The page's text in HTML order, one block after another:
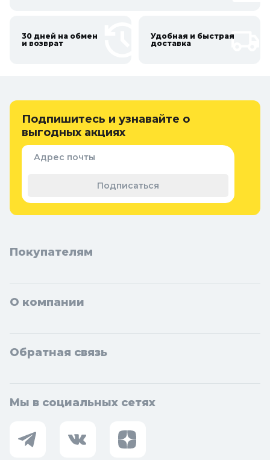
30 дней на обмен
и возврат
Удобная и быстрая
доставка
Подпишитесь и узнавайте о
выгодных акциях
Адрес почты
Подписаться
Покупателям
О компании
Обратная связь
Мы в социальных сетях